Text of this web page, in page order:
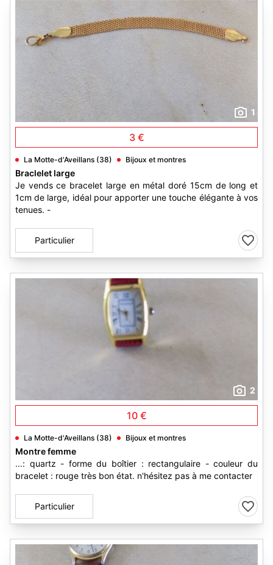
1
3 €
La Motte-d'Aveillans (38) Bijoux et montres
Braclelet large
Je vends ce bracelet large en métal doré 15cm de long et
1cm de large, idéal pour apporter une touche élégante à vos
tenues. -
Particulier
2
10 €
La Motte-d'Aveillans (38) Bijoux et montres
Montre femme
...: quartz - forme du boîtier : rectangulaire - couleur du
bracelet : rouge très bon état. n'hésitez pas à me contacter
Particulier